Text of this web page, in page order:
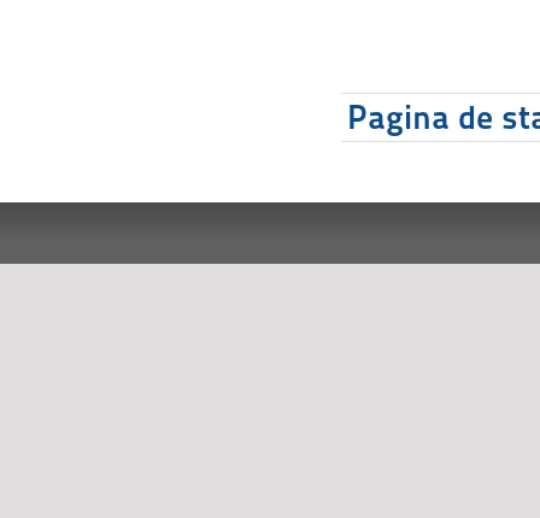
Pagina de